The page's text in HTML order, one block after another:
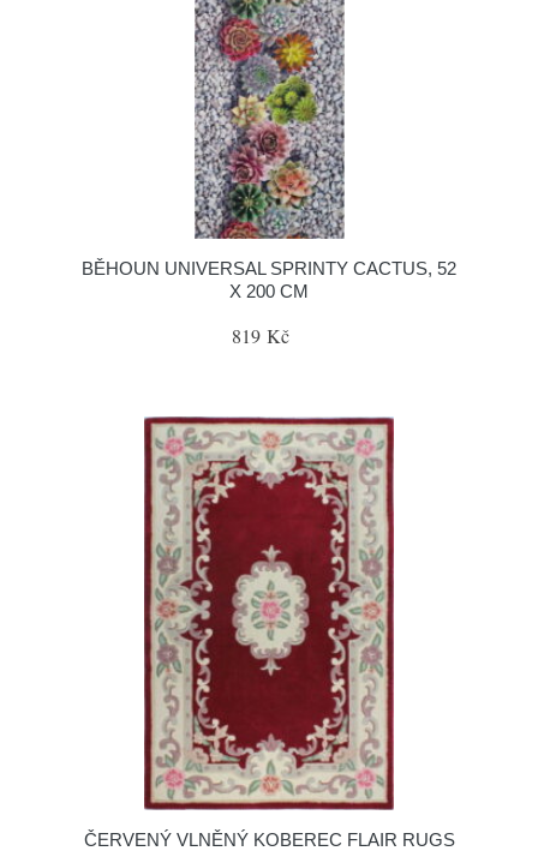
BĚHOUN UNIVERSAL SPRINTY CACTUS, 52
X 200 CM
819 Kč
ČERVENÝ VLNĚNÝ KOBEREC FLAIR RUGS